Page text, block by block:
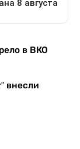
в ВКО
внесли